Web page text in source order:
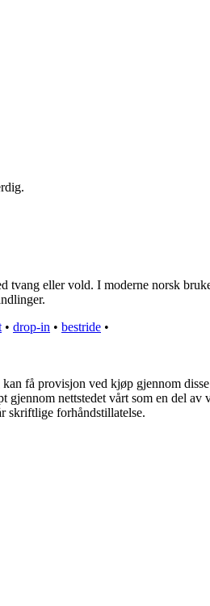
tvang eller vold. I moderne norsk
• drop-in • bestride •
få provisjon ved kjøp gjennom
nettstedet vårt som en del
skriftlige forhåndstillatelse.